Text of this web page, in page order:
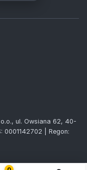
ul. Owsiana 62, 40-
0001142702 | Regon: